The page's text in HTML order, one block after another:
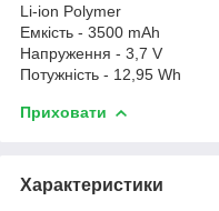
Li-ion Polymer
Емкість - 3500 mAh
Напруження - 3,7 V
Потужність - 12,95 Wh
Приховати
Характеристики